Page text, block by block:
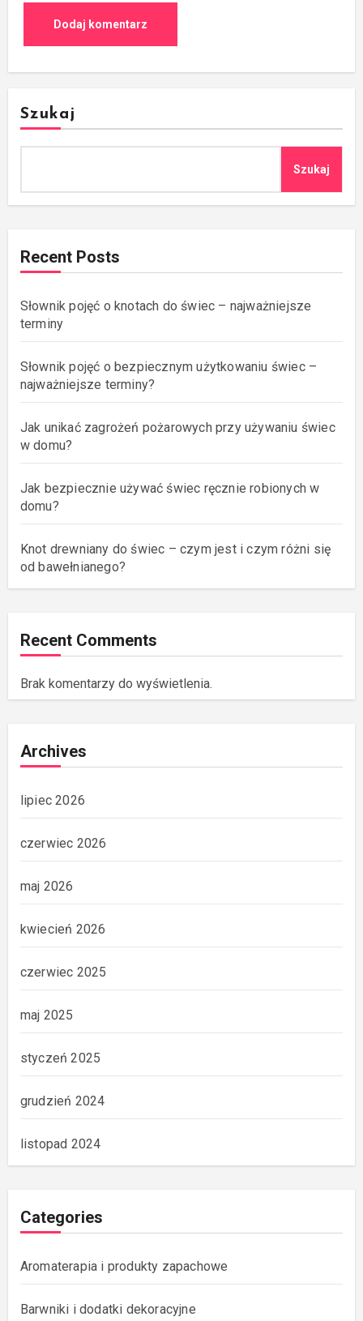
Szukaj
Szukaj
Recent Posts
Słownik pojęć o knotach do świec – najważniejsze
terminy
Słownik pojęć o bezpiecznym użytkowaniu świec –
najważniejsze terminy?
Jak unikać zagrożeń pożarowych przy używaniu świec
w domu?
Jak bezpiecznie używać świec ręcznie robionych w
domu?
Knot drewniany do świec – czym jest i czym różni się
od bawełnianego?
Recent Comments
Brak komentarzy do wyświetlenia.
Archives
lipiec 2026
czerwiec 2026
maj 2026
kwiecień 2026
czerwiec 2025
maj 2025
styczeń 2025
grudzień 2024
listopad 2024
Categories
Aromaterapia i produkty zapachowe
Barwniki i dodatki dekoracyjne